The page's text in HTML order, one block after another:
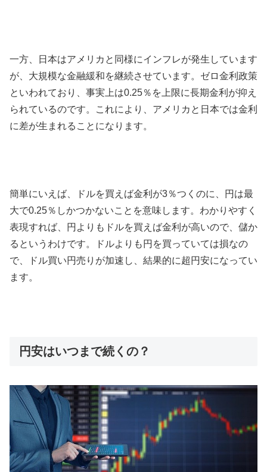
一方、日本はアメリカと同様にインフレが発生しています
が、大規模な金融緩和を継続させています。ゼロ金利政策
といわれており、事実上は0.25％を上限に長期金利が抑え
られているのです。これにより、アメリカと日本では金利
に差が生まれることになります。
簡単にいえば、ドルを買えば金利が3％つくのに、円は最
大で0.25％しかつかないことを意味します。わかりやすく
表現すれば、円よりもドルを買えば金利が高いので、儲か
るというわけです。ドルよりも円を買っていては損なの
で、ドル買い円売りが加速し、結果的に超円安になってい
ます。
円安はいつまで続くの？